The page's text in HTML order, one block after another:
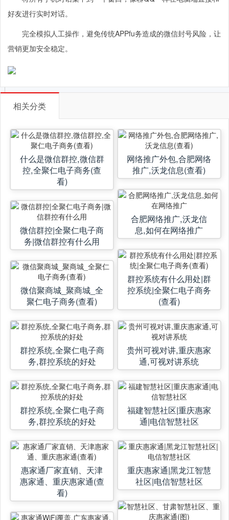
好友进行实时对话。
完全模拟人工操作，避免传统APPfu务造成的微信封号风险，让
营销更加安全稳定。
相关分类
什么是微信群控,微信群
控,全聚仁电子商务(查
看)
微信群控|全聚仁电子商
务|微信群控有什么用
微信聚商城_聚商城_全
聚仁电子商务(查看)
群控系统,全聚仁电子商
务,群控系统的好处
群控系统,全聚仁电子商
务,群控系统的好处
惠家通厂家直销、天津
惠家通、重庆惠家通(查
看)
网络推广外包,合肥网络
推广,沃龙信息(查看)
合肥网络推广,沃龙信
息,如何在网络推广
群控系统有什么用处|群
控系统|全聚仁电子商务
(查看)
贵州可视对讲,重庆惠家
通,可视对讲系统
福建智慧社区|重庆惠家
通|电信智慧社区
重庆惠家通|黑龙江智慧
社区|电信智慧社区